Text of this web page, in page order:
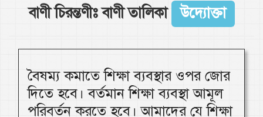
বাণী চিরন্তণীঃ বাণী তালিকা উদ্যোক্তা
বৈষম্য কমাতে শিক্ষা ব্যবস্থার ওপর জোর
দিতে হবে। বর্তমান শিক্ষা ব্যবস্থা আমূল
পরিবর্তন করতে হবে। আমাদের যে শিক্ষা